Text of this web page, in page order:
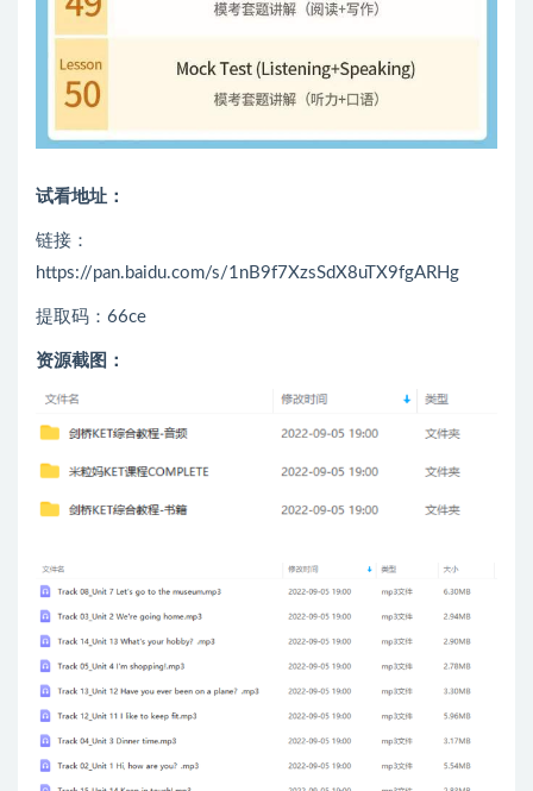
试看地址：
链接：
https://pan.baidu.com/s/1nB9f7XzsSdX8uTX9fgARHg
提取码：66ce
资源截图：